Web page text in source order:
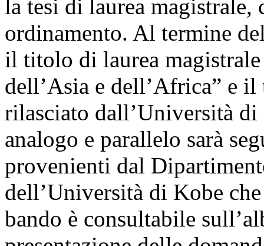
la tesi di laurea
ordinamento. Al termine
il titolo di laurea
dell’Asia e dell’Africa” e
rilasciato dall’Università
analogo e parallelo sarà
provenienti dal
dell’Università di Kobe
bando è consultabile